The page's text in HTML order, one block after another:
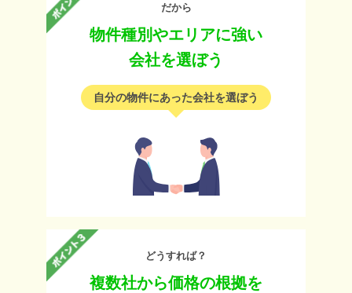
だから
物件種別やエリアに強い
会社を選ぼう
自分の物件にあった会社を選ぼう
どうすれば？
複数社から価格の根拠を